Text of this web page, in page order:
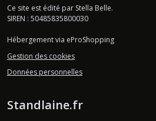
Ce site est édité par Stella Belle.
SIREN : 50485835800030
Hébergement via eProShopping
Gestion des cookies
Données personnelles
Standlaine.fr